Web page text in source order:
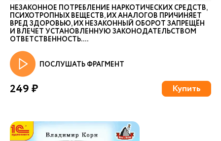
НЕЗАКОННОЕ ПОТРЕБЛЕНИЕ НАРКОТИЧЕСКИХ СРЕДСТВ,
ПСИХОТРОПНЫХ ВЕЩЕСТВ, ИХ АНАЛОГОВ ПРИЧИНЯЕТ
ВРЕД ЗДОРОВЬЮ, ИХ НЕЗАКОННЫЙ ОБОРОТ ЗАПРЕЩЁН
И ВЛЕЧЕТ УСТАНОВЛЕННУЮ ЗАКОНОДАТЕЛЬСТВОМ
ОТВЕТСТВЕННОСТЬ. ...
ПОСЛУШАТЬ ФРАГМЕНТ
249 ₽ Купить